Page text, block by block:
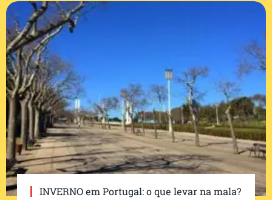
INVERNO em Portugal: o que levar na mala?